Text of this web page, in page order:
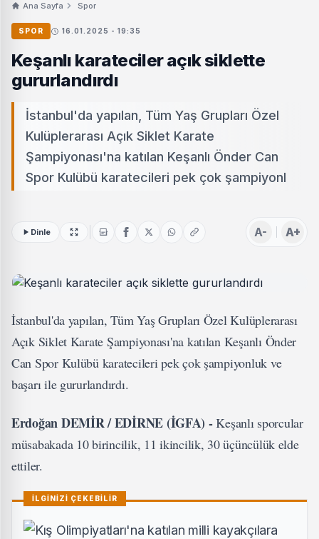
Ana Sayfa Spor
SPOR 16.01.2025 - 19:35
Keşanlı karateciler açık siklette
gururlandırdı
İstanbul'da yapılan, Tüm Yaş Grupları Özel
Kulüplerarası Açık Siklet Karate
Şampiyonası'na katılan Keşanlı Önder Can
Spor Kulübü karatecileri pek çok şampiyonl
Dinle A- A+
İstanbul'da yapılan, Tüm Yaş Grupları Özel Kulüplerarası
Açık Siklet Karate Şampiyonası'na katılan Keşanlı Önder
Can Spor Kulübü karatecileri pek çok şampiyonluk ve
başarı ile gururlandırdı.
Erdoğan DEMİR / EDİRNE (İGFA) -Keşanlı sporcular
müsabakada 10 birincilik, 11 ikincilik, 30 üçüncülük elde
ettiler.
İLGİNİZİ ÇEKEBİLİR